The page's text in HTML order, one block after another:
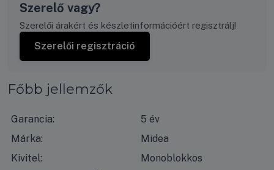
Szerelő vagy?
Szerelői árakért és készletinformációért regisztrálj!
Szerelői regisztráció
Főbb jellemzők
Garancia:
5 év
Márka:
Midea
Kivitel:
Monoblokkos